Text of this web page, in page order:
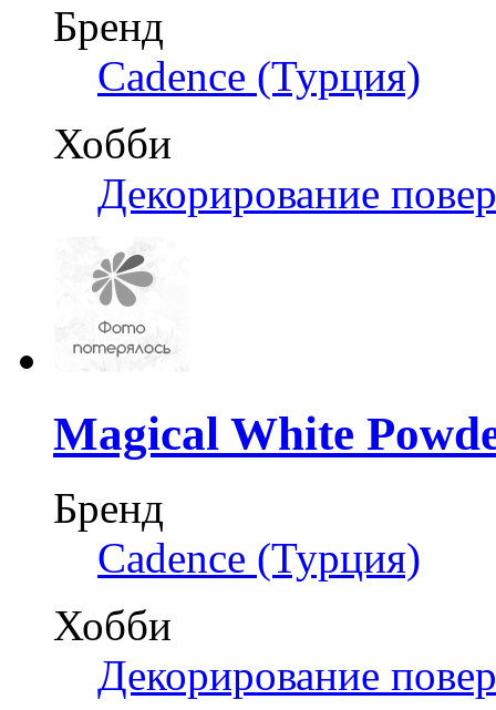
Бренд
Cadence (Турция)
Хобби
Декорирование
Magical White
Бренд
Cadence (Турция)
Хобби
Декорирование